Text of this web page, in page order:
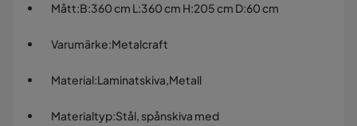
Mått:B:360 cm L:360 cm H:205 cm D:60 cm
Varumärke:Metalcraft
Material:Laminatskiva,Metall
Materialtyp:Stål, spånskiva med